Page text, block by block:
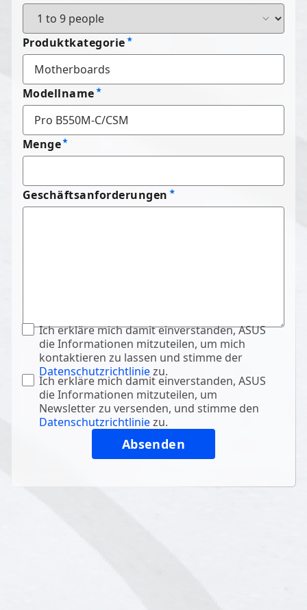
Produktkategorie
Modellname
Menge
Geschäftsanforderungen
Ich erkläre mich damit einverstanden, ASUS
die Informationen mitzuteilen, um mich
kontaktieren zu lassen und stimme der
Datenschutzrichtliniezu.
Ich erkläre mich damit einverstanden, ASUS
die Informationen mitzuteilen, um
Newsletter zu versenden, und stimme den
Datenschutzrichtliniezu.